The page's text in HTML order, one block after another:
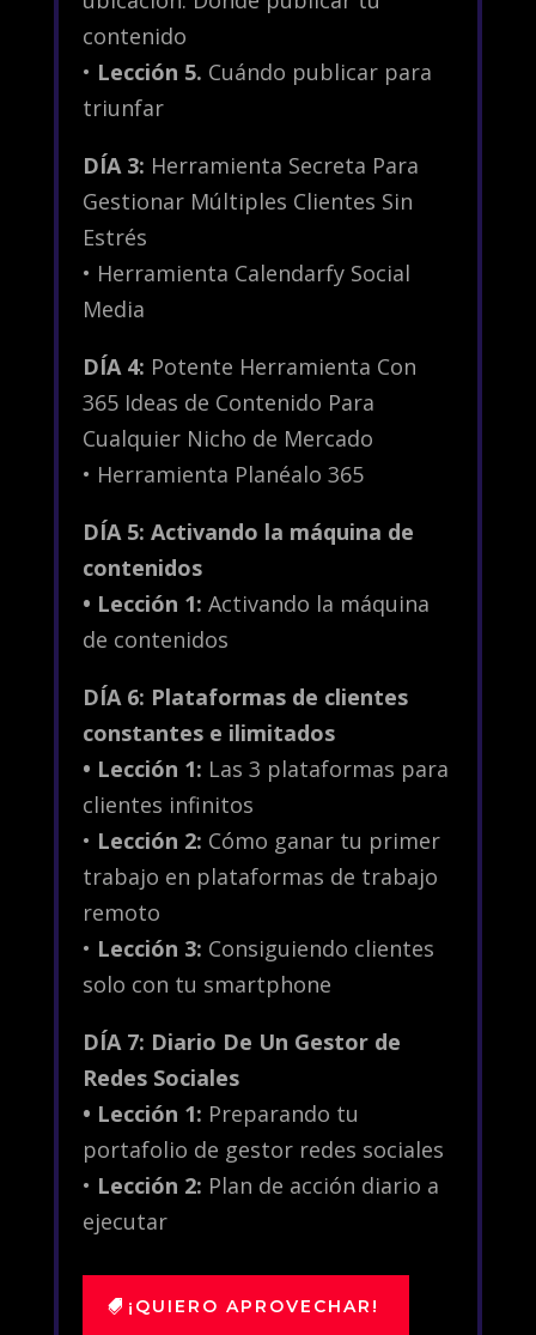
contenido
• Lección 5. Cuándo publicar para
triunfar
DÍA 3: Herramienta Secreta Para
Gestionar Múltiples Clientes Sin
Estrés
• Herramienta Calendarfy Social
Media
DÍA 4: Potente Herramienta Con
365 Ideas de Contenido Para
Cualquier Nicho de Mercado
• Herramienta Planéalo 365
DÍA 5: Activando la máquina de
contenidos
• Lección 1: Activando la máquina
de contenidos
DÍA 6: Plataformas de clientes
constantes e ilimitados
• Lección 1: Las 3 plataformas para
clientes infinitos
• Lección 2: Cómo ganar tu primer
trabajo en plataformas de trabajo
remoto
• Lección 3: Consiguiendo clientes
solo con tu smartphone
DÍA 7: Diario De Un Gestor de
Redes Sociales
• Lección 1: Preparando tu
portafolio de gestor redes sociales
• Lección 2: Plan de acción diario a
ejecutar
¡QUIERO APROVECHAR!